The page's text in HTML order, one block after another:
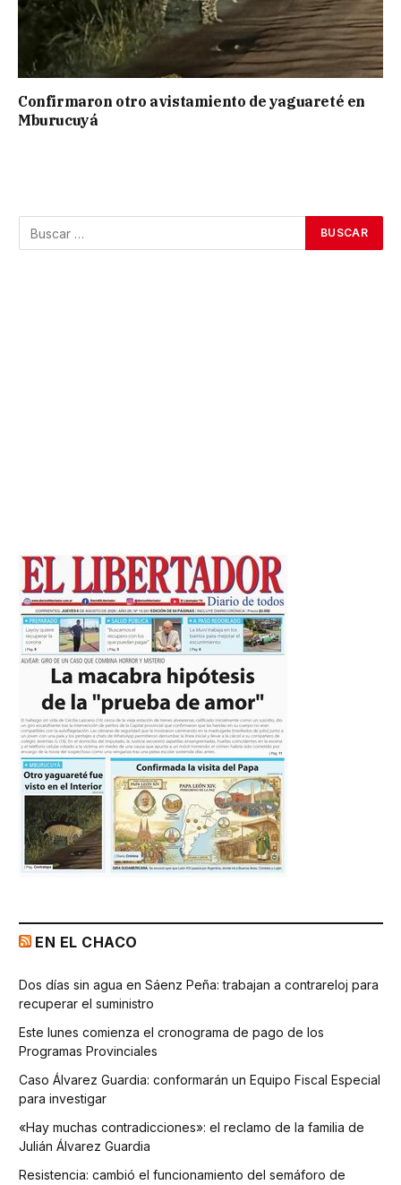
Confirmaron otro avistamiento de yaguareté en
Mburucuyá
EN EL CHACO
Dos días sin agua en Sáenz Peña: trabajan a contrareloj para
recuperar el suministro
Este lunes comienza el cronograma de pago de los
Programas Provinciales
Caso Álvarez Guardia: conformarán un Equipo Fiscal Especial
para investigar
«Hay muchas contradicciones»: el reclamo de la familia de
Julián Álvarez Guardia
Resistencia: cambió el funcionamiento del semáforo de